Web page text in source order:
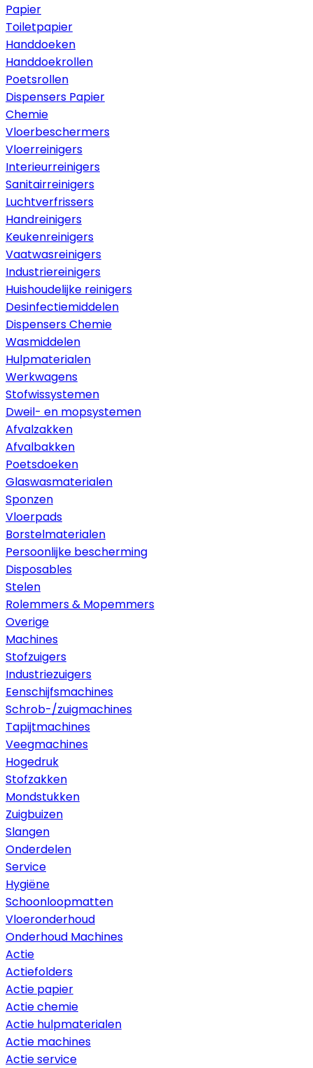
Papier
Toiletpapier
Handdoeken
Handdoekrollen
Poetsrollen
Dispensers Papier
Chemie
Vloerbeschermers
Vloerreinigers
Interieurreinigers
Sanitairreinigers
Luchtverfrissers
Handreinigers
Keukenreinigers
Vaatwasreinigers
Industriereinigers
Huishoudelijke reinigers
Desinfectiemiddelen
Dispensers Chemie
Wasmiddelen
Hulpmaterialen
Werkwagens
Stofwissystemen
Dweil- en mopsystemen
Afvalzakken
Afvalbakken
Poetsdoeken
Glaswasmaterialen
Sponzen
Vloerpads
Borstelmaterialen
Persoonlijke bescherming
Disposables
Stelen
Rolemmers & Mopemmers
Overige
Machines
Stofzuigers
Industriezuigers
Eenschijfsmachines
Schrob-/zuigmachines
Tapijtmachines
Veegmachines
Hogedruk
Stofzakken
Mondstukken
Zuigbuizen
Slangen
Onderdelen
Service
Hygiëne
Schoonloopmatten
Vloeronderhoud
Onderhoud Machines
Actie
Actiefolders
Actie papier
Actie chemie
Actie hulpmaterialen
Actie machines
Actie service